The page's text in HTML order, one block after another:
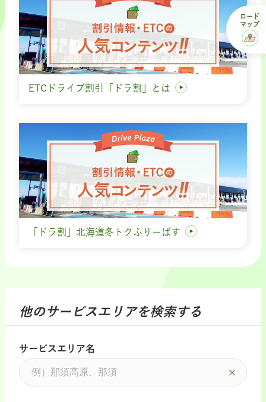
ETCドライブ割引「ドラ割」とは
「ドラ割」北海道冬トクふりーぱす
他のサービスエリアを検索する
サービスエリア名
ロード
マップ